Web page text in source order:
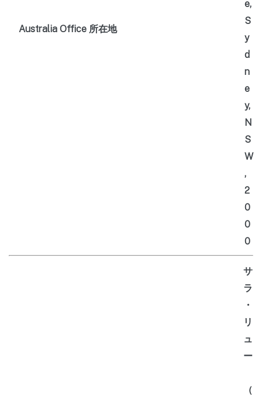
Australia Office 所在地
e,
S
y
d
n
e
y,
N
S
W
,
2
0
0
0
サ
ラ
・
リ
ュ
ー
（